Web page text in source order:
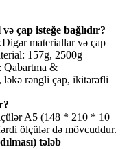
çap isteğe bağlıdır?
materiallar və çap
157g, 2500g
Qabartma &
ləkə rəngli çap, ikitərəfli
A5 (148 * 210 * 10
ölçülər də mövcuddur.
tələb